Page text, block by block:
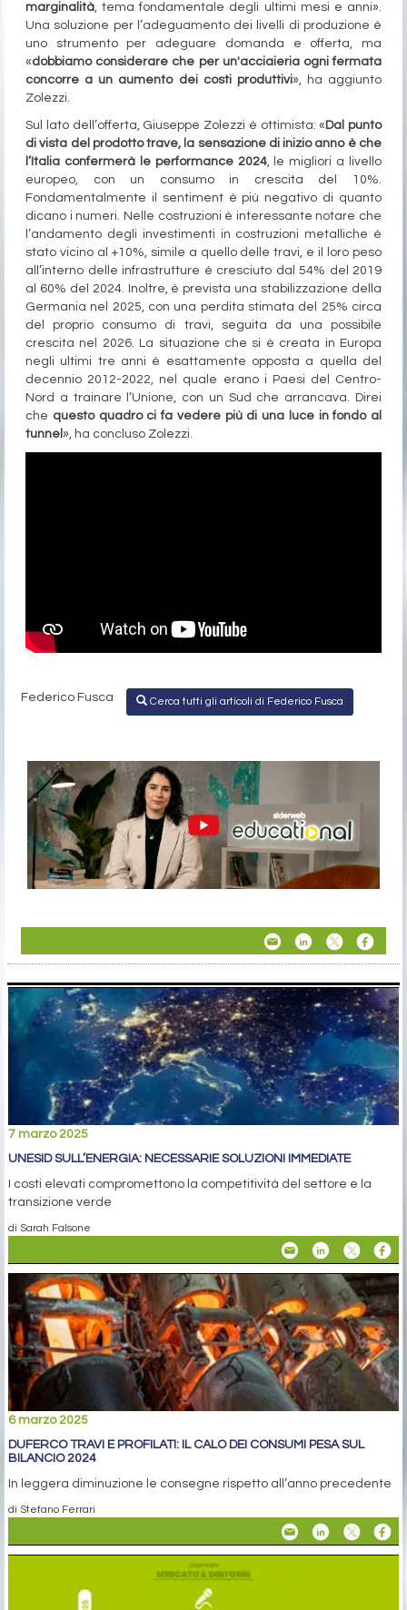
marginalità, tema fondamentale degli ultimi mesi e anni».
Una soluzione per l’adeguamento dei livelli di produzione è
uno strumento per adeguare domanda e offerta, ma
«dobbiamo considerare che per un'acciaieria ogni fermata
concorre a un aumento dei costi produttivi», ha aggiunto
Zolezzi.
Sul lato dell’offerta, Giuseppe Zolezzi è ottimista: « Dal punto
di vista del prodotto trave, la sensazione di inizio anno è che
l’Italia confermerà le performance 2024, le migliori a livello
europeo, con un consumo in crescita del 10%.
Fondamentalmente il sentiment è più negativo di quanto
dicano i numeri. Nelle costruzioni è interessante notare che
l’andamento degli investimenti in costruzioni metalliche è
stato vicino al +10%, simile a quello delle travi, e il loro peso
all’interno delle infrastrutture è cresciuto dal 54% del 2019
al 60% del 2024. Inoltre, è prevista una stabilizzazione della
Germania nel 2025, con una perdita stimata del 25% circa
del proprio consumo di travi, seguita da una possibile
crescita nel 2026. La situazione che si è creata in Europa
negli ultimi tre anni è esattamente opposta a quella del
decennio 2012-2022, nel quale erano i Paesi del Centro-
Nord a trainare l’Unione, con un Sud che arrancava. Direi
che questo quadro ci fa vedere più di una luce in fondo al
tunnel », ha concluso Zolezzi.
Federico Fusca Cerca tutti gli articoli di Federico Fusca
7 marzo 2025
UNESID SULL’ENERGIA: NECESSARIE SOLUZIONI IMMEDIATE
I costi elevati compromettono la competitività del settore e la
transizione verde
di Sarah Falsone
6 marzo 2025
DUFERCO TRAVI E PROFILATI: IL CALO DEI CONSUMI PESA SUL
BILANCIO 2024
In leggera diminuzione le consegne rispetto all’anno precedente
di Stefano Ferrari